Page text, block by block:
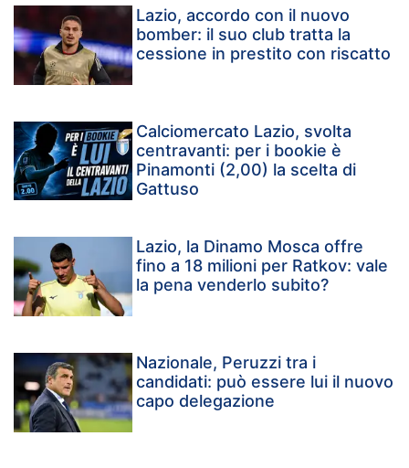
Lazio, accordo con il nuovo
bomber: il suo club tratta la
cessione in prestito con riscatto
Calciomercato Lazio, svolta
centravanti: per i bookie è
Pinamonti (2,00) la scelta di
Gattuso
Lazio, la Dinamo Mosca offre
fino a 18 milioni per Ratkov: vale
la pena venderlo subito?
Nazionale, Peruzzi tra i
candidati: può essere lui il nuovo
capo delegazione